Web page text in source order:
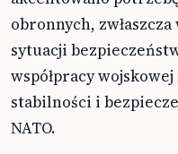
obronnych,
sytuacji
współpracy
stabilności i
NATO.